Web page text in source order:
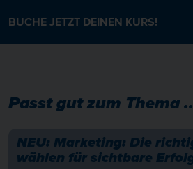
BUCHE JETZT DEINEN KURS!
Passt gut zum Thema
NEU: Marketing: Die
wählen für sichtbare